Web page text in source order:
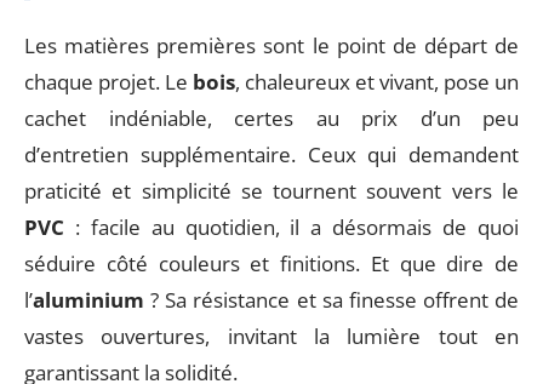
Les matières premières sont le point de départ de
chaque projet. Le bois, chaleureux et vivant, pose un
cachet indéniable, certes au prix d’un peu
d’entretien supplémentaire. Ceux qui demandent
praticité et simplicité se tournent souvent vers le
PVC : facile au quotidien, il a désormais de quoi
séduire côté couleurs et finitions. Et que dire de
l’aluminium ? Sa résistance et sa finesse offrent de
vastes ouvertures, invitant la lumière tout en
garantissant la solidité.